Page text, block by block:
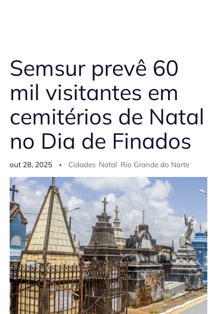
Semsur prevê 60
mil visitantes em
cemitérios de Natal
no Dia de Finados
out 28, 2025 Cidades Natal Rio Grande do Norte